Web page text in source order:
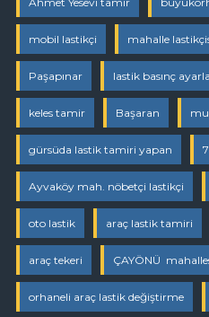
mobil lastikçi mahalle
Paşapınar lastik basınç
keles tamir Başaran
gürsüda lastik tamiri yapan
Ayvaköy mah. nöbetçi lastikçi
oto lastik araç lastik tamiri
araç tekeri ÇAYÖNÜ
orhaneli araç lastik değiştirme